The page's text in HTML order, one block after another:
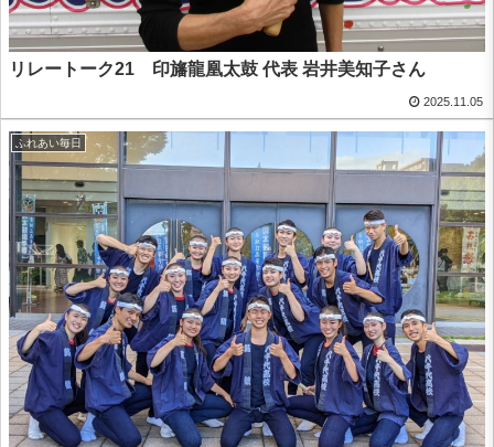
リレートーク21 印旛龍凰太鼓 代表 岩井美知子さん
2025.11.05
ふれあい毎日